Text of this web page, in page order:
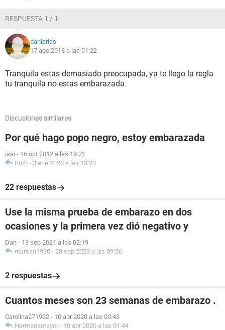
RESPUESTA 1 / 1
daniarias
17 ago 2018 a las 01:22
Tranquila estas demasiado preocupada, ya te llego la regla
tu tranquila no estas embarazada.
Discusiones similares
Por qué hago popo negro, estoy embarazada
isai - 16 oct 2012 a las 19:21
Ruth - 3 ene 2022 a las 13:23
22 respuestas
Use la misma prueba de embarazo en dos
ocasiones y la primera vez dió negativo y
Dan - 13 sep 2021 a las 02:19
marsan1990 - 28 sep 2023 a las 09:26
2 respuestas
Cuantos meses son 23 semanas de embarazo .
Carolina271992 - 10 abr 2020 a las 00:43
Hermanamayor - 10 abr 2020 a las 01:44